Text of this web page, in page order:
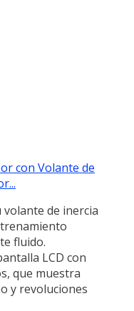
con Volante de
de inercia
fluido.
LCD con
que muestra
y revoluciones